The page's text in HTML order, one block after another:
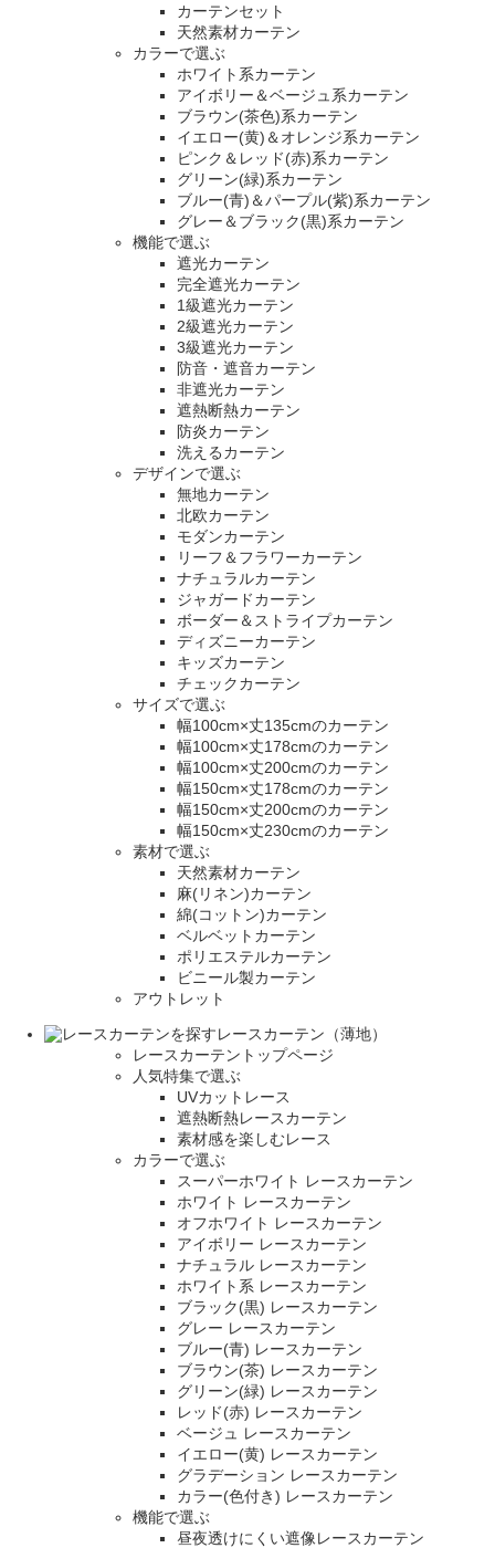
カーテンセット
天然素材カーテン
カラーで選ぶ
ホワイト系カーテン
アイボリー＆ベージュ系カーテン
ブラウン(茶色)系カーテン
イエロー(黄)＆オレンジ系カーテン
ピンク＆レッド(赤)系カーテン
グリーン(緑)系カーテン
ブルー(青)＆パープル(紫)系カーテン
グレー＆ブラック(黒)系カーテン
機能で選ぶ
遮光カーテン
完全遮光カーテン
1級遮光カーテン
2級遮光カーテン
3級遮光カーテン
防音・遮音カーテン
非遮光カーテン
遮熱断熱カーテン
防炎カーテン
洗えるカーテン
デザインで選ぶ
無地カーテン
北欧カーテン
モダンカーテン
リーフ＆フラワーカーテン
ナチュラルカーテン
ジャガードカーテン
ボーダー＆ストライプカーテン
ディズニーカーテン
キッズカーテン
チェックカーテン
サイズで選ぶ
幅100cm×丈135cmのカーテン
幅100cm×丈178cmのカーテン
幅100cm×丈200cmのカーテン
幅150cm×丈178cmのカーテン
幅150cm×丈200cmのカーテン
幅150cm×丈230cmのカーテン
素材で選ぶ
天然素材カーテン
麻(リネン)カーテン
綿(コットン)カーテン
ベルベットカーテン
ポリエステルカーテン
ビニール製カーテン
アウトレット
レースカーテン（薄地）
レースカーテントップページ
人気特集で選ぶ
UVカットレース
遮熱断熱レースカーテン
素材感を楽しむレース
カラーで選ぶ
スーパーホワイト レースカーテン
ホワイト レースカーテン
オフホワイト レースカーテン
アイボリー レースカーテン
ナチュラル レースカーテン
ホワイト系 レースカーテン
ブラック(黒) レースカーテン
グレー レースカーテン
ブルー(青) レースカーテン
ブラウン(茶) レースカーテン
グリーン(緑) レースカーテン
レッド(赤) レースカーテン
ベージュ レースカーテン
イエロー(黄) レースカーテン
グラデーション レースカーテン
カラー(色付き) レースカーテン
機能で選ぶ
昼夜透けにくい遮像レースカーテン